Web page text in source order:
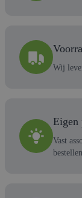
Wij
Eigen
Vast
bestellen